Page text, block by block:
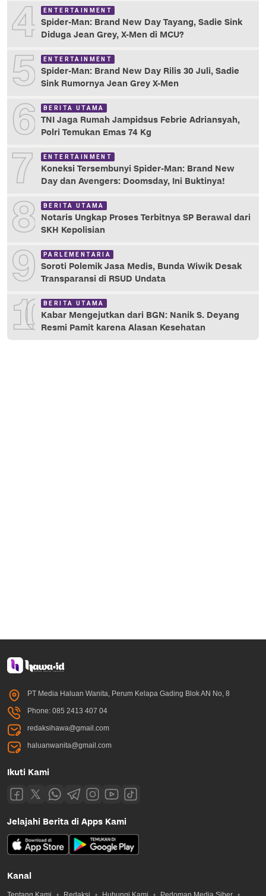
4 ENTERTAINMENT
Spider-Man: Brand New Day Tayang, Sadie Sink
Diduga Jean Grey, X-Men di MCU?
5 ENTERTAINMENT
Spider-Man: Brand New Day Rilis 30 Juli, Sadie
Sink Rumornya Jean Grey X-Men
6 BERITA UTAMA
TNI Jaga Rumah Jampidsus Febrie Adriansyah,
Polri Temukan Emas 74 Kg
7 ENTERTAINMENT
Koneksi Tersembunyi Spider-Man: Brand New
Day dan Avengers: Doomsday, Ini Buktinya!
8 BERITA UTAMA
Notaris Ungkap Proses Terbitnya SP Berawal dari
SKH Kepolisian
9 PARLEMENTARIA
Soroti Polemik Jasa Medis, Bunda Wiwik Desak
Transparansi di RSUD Undata
10 BERITA UTAMA
Kabar Mengejutkan dari BGN: Nanik S. Deyang
Resmi Pamit karena Alasan Kesehatan
PT Media Haluan Wanita, Perum Kelapa Gading Blok AN No, 8
Phone: 085 2413 407 04
redaksihawa@gmail.com
haluanwanita@gmail.com
Ikuti Kami
Jelajahi Berita di Apps Kami
Kanal